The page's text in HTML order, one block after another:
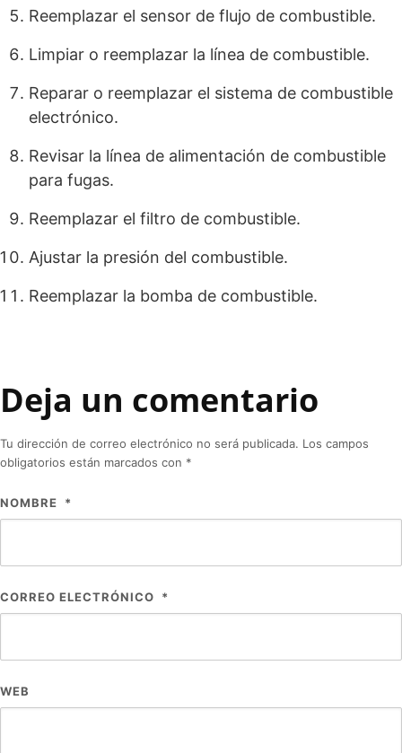
Reemplazar el sensor de flujo de combustible.
Limpiar o reemplazar la línea de combustible.
Reparar o reemplazar el sistema de combustible
electrónico.
Revisar la línea de alimentación de combustible
para fugas.
Reemplazar el filtro de combustible.
Ajustar la presión del combustible.
Reemplazar la bomba de combustible.
Deja un comentario
Tu dirección de correo electrónico no será publicada. Los campos
obligatorios están marcados con *
NOMBRE *
CORREO ELECTRÓNICO *
WEB